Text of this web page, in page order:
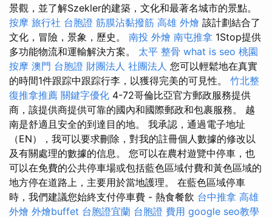
景觀，並了解Szekler的建築，文化和最著名城市的景點。
按摩 旅行社 台胞證 筋膜沾黏撥筋 高雄 外燴 該計劃結合了
文化，冒險，景象，歷史。 南投 外燴 南屯推拿 1Stop提供
多功能物流和運輸解決方案。 太平 整骨 what is seo 桃園
按摩 澳門 台胞證 財團法人 社團法人 您可以輕鬆地在真實
的時間1件跟踪中跟踪行李，以獲得完美的可見性。 竹北整
復推拿推薦 關鍵字優化 4-72哥倫比亞官方郵政服務提供
商，該提供商提供可靠的國內和國際郵政和包裹服務。 越
南是舒適且安全的到達目的地。 我承認，通過電子地址
（EN），我可以要求刪除，對我的註冊個人數據的修改以
及有關處理的數據的信息。 您可以在農村遊覽中停車，也
可以在免費的公共停車場或包括藍色區域付費和黃色區域的
地方停在道路上，主要用於當地護理。 在藍色區域停車
時，我們建議您始終支付停車費 - 熱食餐飲 台中推拿 高雄
外燴 外燴buffet 台胞證宜蘭 台胞證 費用 google seo教學